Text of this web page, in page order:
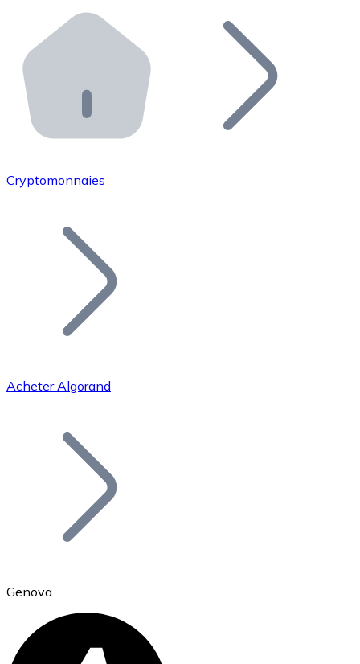
Distributeurs automatiques Bitnovo
Intégrez un ATM Bitnovo dans votre entreprise et
API Bitnovo
Intégrez notre API dans votre écosystème.
Rejoignez notre réseau de distributeurs et
Ajoutez le token de votre projet à notre service
Bitcoin
Cryptomonnaies
Acheter Algorand
Genova